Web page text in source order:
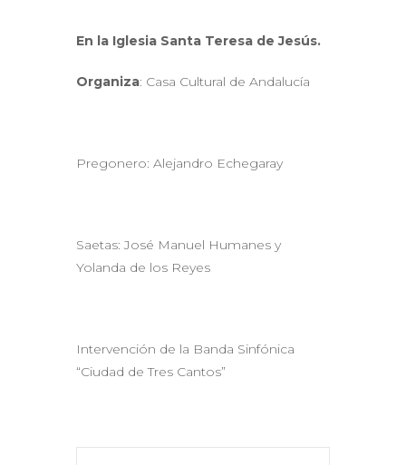
En la Iglesia Santa Teresa de Jesús.
Organiza: Casa Cultural de Andalucía
Pregonero: Alejandro Echegaray
Saetas: José Manuel Humanes y
Yolanda de los Reyes
Intervención de la Banda Sinfónica
“Ciudad de Tres Cantos”